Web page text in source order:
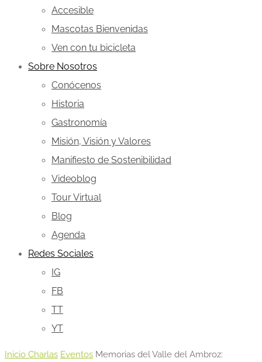
Accesible
Mascotas Bienvenidas
Ven con tu bicicleta
Sobre Nosotros
Conócenos
Historia
Gastronomía
Misión, Visión y Valores
Manifiesto de Sostenibilidad
Videoblog
Tour Virtual
Blog
Agenda
Redes Sociales
IG
FB
TT
YT
Inicio Charlas Eventos Memorias del Valle del Ambroz: